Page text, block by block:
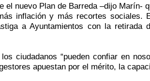
el nuevo Plan de Barreda –dijo Marín-
inflación y más recortes sociales.
a Ayuntamientos con la retirada
ciudadanos “pueden confiar en
apuestan por el mérito, la